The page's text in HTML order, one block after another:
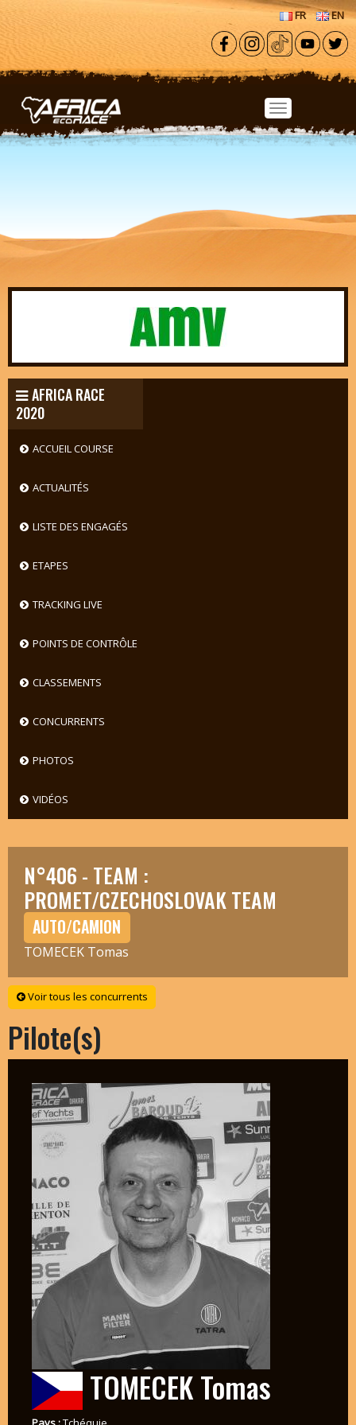
Aller au contenu principal
FR EN
AFRICA RACE
2020
ACCUEIL COURSE
ACTUALITÉS
LISTE DES ENGAGÉS
ETAPES
TRACKING LIVE
POINTS DE CONTRÔLE
CLASSEMENTS
CONCURRENTS
PHOTOS
VIDÉOS
N°406 - TEAM :
PROMET/CZECHOSLOVAK TEAM
AUTO/CAMION
TOMECEK Tomas
Voir tous les concurrents
Pilote(s)
TOMECEK Tomas